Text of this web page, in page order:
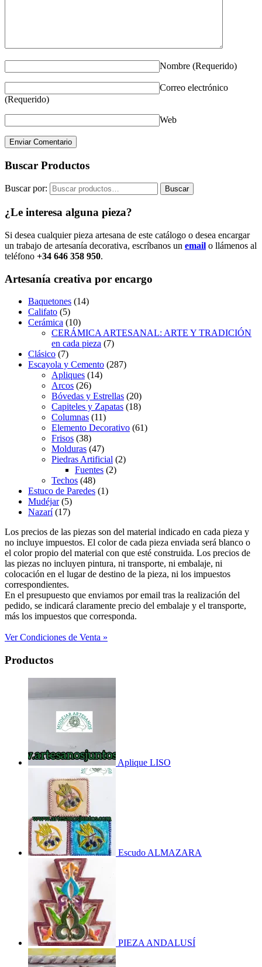
Nombre (Requerido)
Correo electrónico
(Requerido)
Web
Buscar Productos
Buscar por: Buscar
¿Le interesa alguna pieza?
Si desea cualquier pieza artesana de este catálogo o desea encargar
un trabajo de artesanía decorativa, escríbanos un email o llámenos al
teléfono +34 646 358 950.
Artesanía creativa por encargo
Baquetones (14)
Califato (5)
Cerámica (10)
CERÁMICA ARTESANAL: ARTE Y TRADICIÓN
en cada pieza (7)
Clásico (7)
Escayola y Cemento (287)
Apliques (14)
Arcos (26)
Bóvedas y Estrellas (20)
Capiteles y Zapatas (18)
Columnas (11)
Elemento Decorativo (61)
Frisos (38)
Molduras (47)
Piedras Artificial (2)
Fuentes (2)
Techos (48)
Estuco de Paredes (1)
Mudéjar (5)
Nazarí (17)
Los precios de las piezas son del material indicado en cada pieza y
no incluye impuestos. El color de cada pieza enviada será blanco o
el color propio del material con que esté construida. Los precios de
las piezas no incluyen pintura, ni transporte, ni embalaje, ni
colocación en el lugar de destino de la pieza, ni los impuestos
correspondientes.
En el presupuesto que enviamos por email tras la realización del
pedido, se indicará claramente precio del embalaje y el transporte,
más los impuestos que corresponda.
Ver Condiciones de Venta »
Productos
Aplique LISO
Escudo ALMAZARA
PIEZA ANDALUSÍ